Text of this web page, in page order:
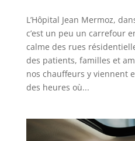
L’Hôpital Jean Mermoz,
c’est un peu un carrefour
calme des rues
des patients, familles et
nos chauffeurs y viennent
des heures où...